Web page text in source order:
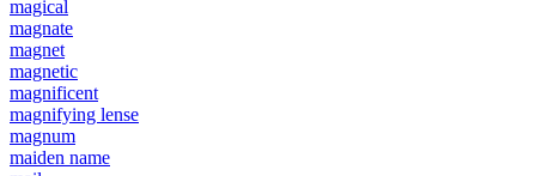
magical
magnate
magnet
magnetic
magnificent
magnifying lense
magnum
maiden name